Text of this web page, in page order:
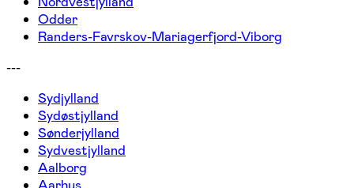
Odder
Randers-Favrskov-Mariagerfjord-Viborg
---
Sydjylland
Sydøstjylland
Sønderjylland
Sydvestjylland
Aalborg